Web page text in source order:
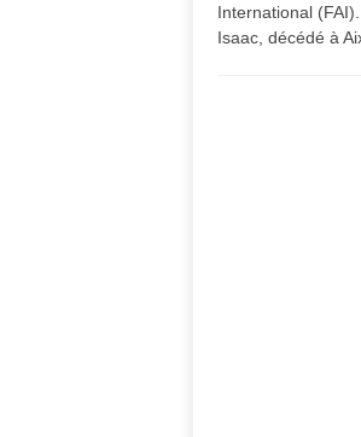
International
Isaac, décédé à